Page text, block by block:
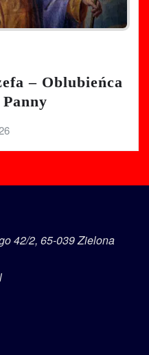
– Oblubieńca
42/2, 65-039 Zielona